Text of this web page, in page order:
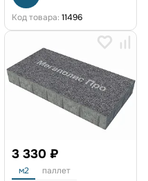
Код товара: 11496
3 330 ₽
м2 паллет